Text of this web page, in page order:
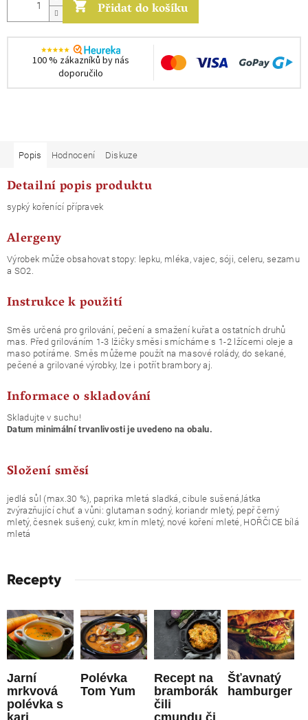
Přidat do košíku
100 % zákazníků by nás
doporučilo
Popis Hodnocení Diskuze
Detailní popis produktu
sypký kořenící přípravek
Alergeny
Výrobek může obsahovat stopy: lepku, mléka, vajec, sóji, celeru, sezamu
a SO2.
Instrukce k použití
Směs určená pro grilování, pečení a smažení kuřat a ostatních druhů
mas. Před grilováním 1-3 lžičky směsi smícháme s 1-2 lžícemi oleje a
maso potíráme. Směs můžeme použít na masové rolády, do sekané,
pečené a grilované výrobky, lze i potřít brambory aj.
Informace o skladování
Skladujte v suchu!
Datum minimální trvanlivosti je uvedeno na obalu.
Složení směsí
jedlá sůl (max.30 %), paprika mletá sladká, cibule sušená,látka
zvýrazňující chuť a vůni: glutaman sodný, koriandr mletý, pepř černý
mletý, česnek sušený, cukr, kmín mletý, nové koření mleté, HOŘČICE bílá
mletá
Recepty
Jarní
mrkvová
polévka s
Polévka
Tom Yum
Recept na
bramborák
čili
Šťavnatý
hamburger